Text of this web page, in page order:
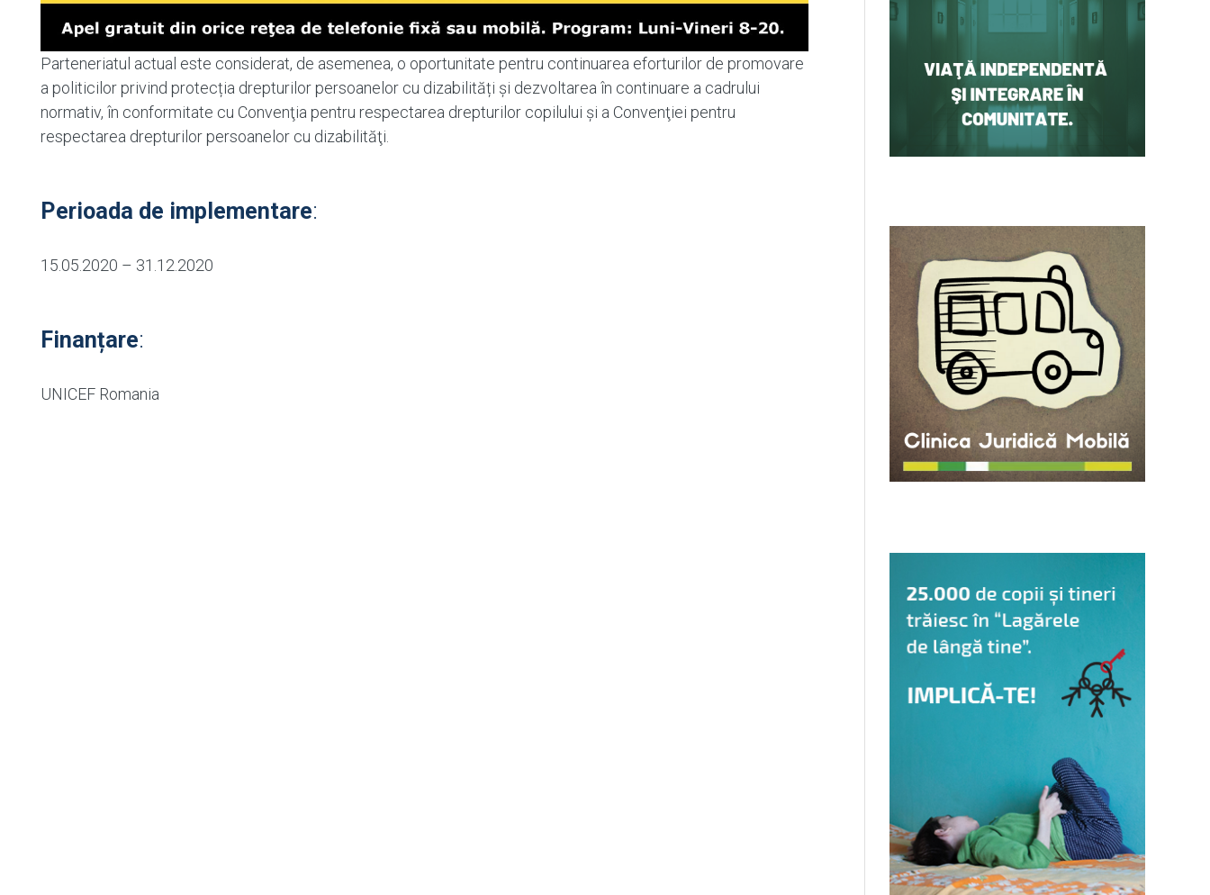
Parteneriatul actual este considerat, de asemenea, o oportunitate pentru continuarea eforturilor de promovare
a politicilor privind protecția drepturilor persoanelor cu dizabilități și dezvoltarea în continuare a cadrului
normativ, în conformitate cu Convenţia pentru respectarea drepturilor copilului şi a Convenţiei pentru
respectarea drepturilor persoanelor cu dizabilităţi.
Perioada de implementare:
15.05.2020 – 31.12.2020
Finanțare:
UNICEF Romania